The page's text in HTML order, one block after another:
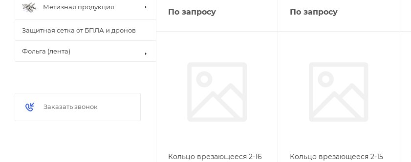
По запросу По запросу
Кольцо врезающееся 2-16
Кольцо врезающееся 2-15
Метизная продукция
Защитная сетка от БПЛА и дронов
Фольга (лента)
Заказать звонок